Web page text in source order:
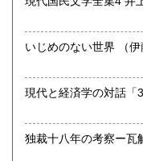
いじめ
現代と経済学の対話「